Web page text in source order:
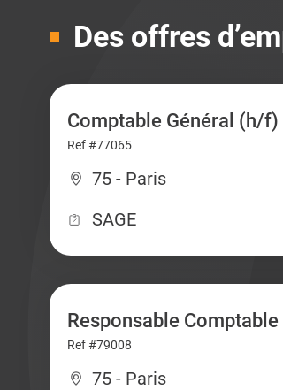
Des offres
Comptable Général (h/f)
Ref #77065
75 - Paris
SAGE
Responsable
Ref #79008
75 - Paris